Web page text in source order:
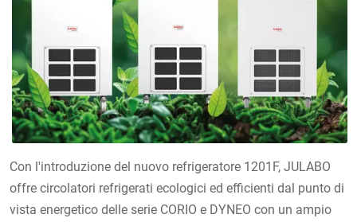
Con l'introduzione del nuovo refrigeratore 1201F, JULABO
offre circolatori refrigerati ecologici ed efficienti dal punto di
vista energetico delle serie CORIO e DYNEO con un ampio